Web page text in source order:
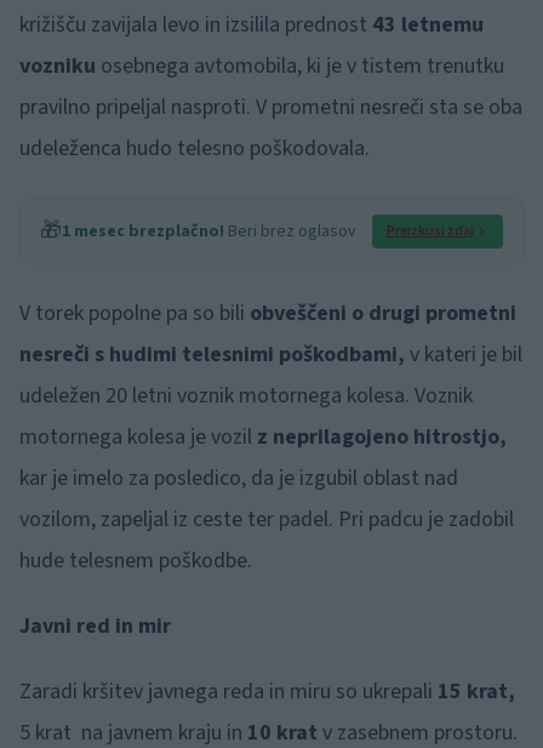
križišču zavijala levo in izsilila prednost 43 letnemu
vozniku osebnega avtomobila, ki je v tistem trenutku
pravilno pripeljal nasproti. V prometni nesreči sta se oba
udeleženca hudo telesno poškodovala.
🎁1 mesec brezplačno! Beri brez oglasov Preizkusi zdaj
V torek popolne pa so bili obveščeni o drugi prometni
nesreči s hudimi telesnimi poškodbami, v kateri je bil
udeležen 20 letni voznik motornega kolesa. Voznik
motornega kolesa je vozil z neprilagojeno hitrostjo,
kar je imelo za posledico, da je izgubil oblast nad
vozilom, zapeljal iz ceste ter padel. Pri padcu je zadobil
hude telesnem poškodbe.
Javni red in mir
Zaradi kršitev javnega reda in miru so ukrepali 15 krat,
5 krat na javnem kraju in 10 krat v zasebnem prostoru.